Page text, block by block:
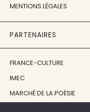
MENTIONS LÉGALES
PARTENAIRES
FRANCE-CULTURE
IMEC
MARCHÉ DE LA POÉSIE